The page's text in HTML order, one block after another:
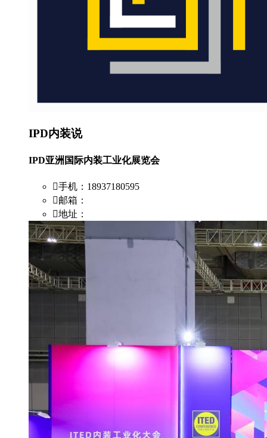
IPD内装说
IPD亚洲国际内装工业化展览会
手机：18937180595
邮箱：
地址：